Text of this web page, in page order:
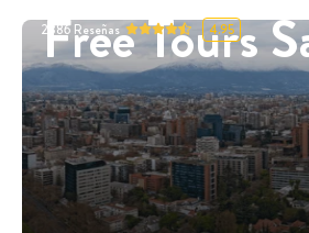
Free Tours
2886 Reseñas 4.95